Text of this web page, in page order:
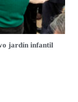
jardín infantil